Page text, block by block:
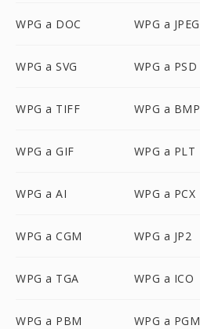
WPG a DOC WPG a JPEG
WPG a SVG WPG a PSD
WPG a TIFF WPG a BMP
WPG a GIF WPG a PLT
WPG a AI WPG a PCX
WPG a CGM WPG a JP2
WPG a TGA WPG a ICO
WPG a PBM WPG a PGM